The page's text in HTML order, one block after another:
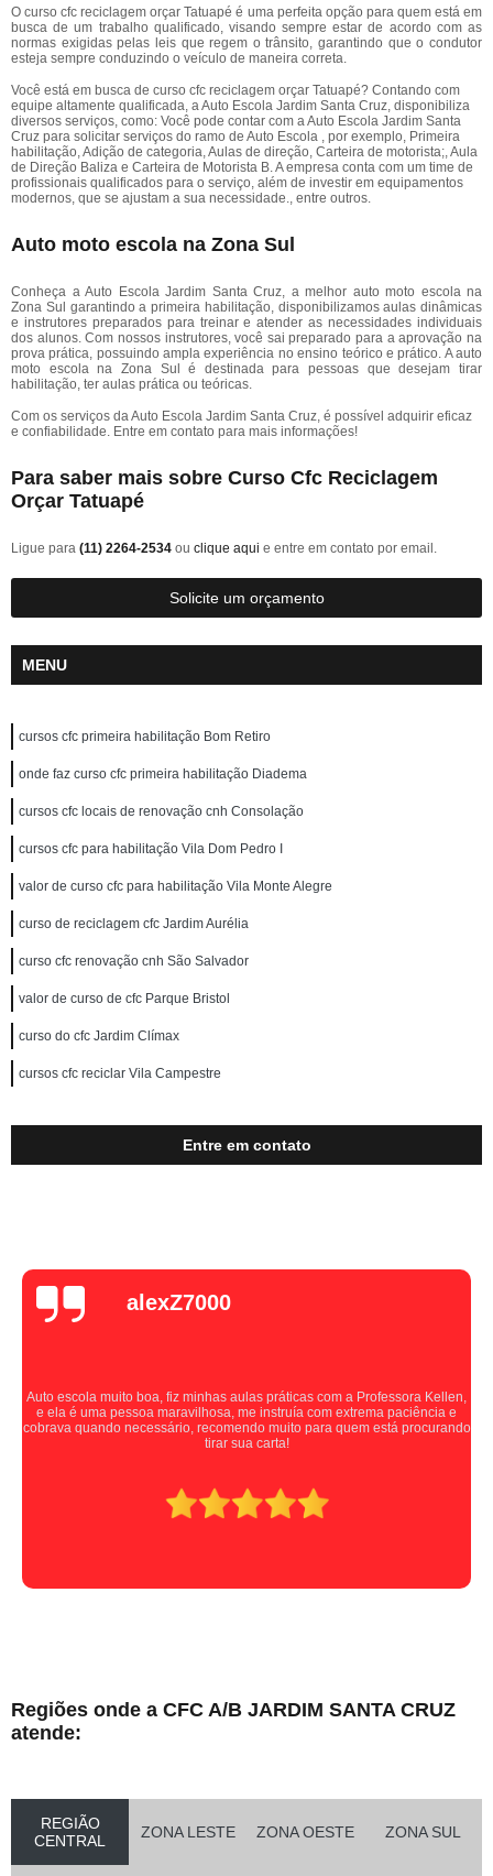
O curso cfc reciclagem orçar Tatuapé é uma perfeita opção para quem está em
busca de um trabalho qualificado, visando sempre estar de acordo com as
normas exigidas pelas leis que regem o trânsito, garantindo que o condutor
esteja sempre conduzindo o veículo de maneira correta.
Você está em busca de curso cfc reciclagem orçar Tatuapé? Contando com
equipe altamente qualificada, a Auto Escola Jardim Santa Cruz, disponibiliza
diversos serviços, como: Você pode contar com a Auto Escola Jardim Santa
Cruz para solicitar serviços do ramo de Auto Escola , por exemplo, Primeira
habilitação, Adição de categoria, Aulas de direção, Carteira de motorista;, Aula
de Direção Baliza e Carteira de Motorista B. A empresa conta com um time de
profissionais qualificados para o serviço, além de investir em equipamentos
modernos, que se ajustam a sua necessidade., entre outros.
Auto moto escola na Zona Sul
Conheça a Auto Escola Jardim Santa Cruz, a melhor auto moto escola na
Zona Sul garantindo a primeira habilitação, disponibilizamos aulas dinâmicas
e instrutores preparados para treinar e atender as necessidades individuais
dos alunos. Com nossos instrutores, você sai preparado para a aprovação na
prova prática, possuindo ampla experiência no ensino teórico e prático. A auto
moto escola na Zona Sul é destinada para pessoas que desejam tirar
habilitação, ter aulas prática ou teóricas.
Com os serviços da Auto Escola Jardim Santa Cruz, é possível adquirir eficaz
e confiabilidade. Entre em contato para mais informações!
Para saber mais sobre Curso Cfc Reciclagem
Orçar Tatuapé
Ligue para (11) 2264-2534 ou clique aqui e entre em contato por email.
Solicite um orçamento
MENU
cursos cfc primeira habilitação Bom Retiro
onde faz curso cfc primeira habilitação Diadema
cursos cfc locais de renovação cnh Consolação
cursos cfc para habilitação Vila Dom Pedro I
valor de curso cfc para habilitação Vila Monte Alegre
curso de reciclagem cfc Jardim Aurélia
curso cfc renovação cnh São Salvador
valor de curso de cfc Parque Bristol
curso do cfc Jardim Clímax
cursos cfc reciclar Vila Campestre
Entre em contato
alexZ7000
Auto escola muito boa, fiz minhas aulas práticas com a Professora Kellen,
e ela é uma pessoa maravilhosa, me instruía com extrema paciência e
cobrava quando necessário, recomendo muito para quem está procurando
tirar sua carta!
Regiões onde a CFC A/B JARDIM SANTA CRUZ
atende:
REGIÃO
CENTRAL
ZONA LESTE ZONA OESTE ZONA SUL